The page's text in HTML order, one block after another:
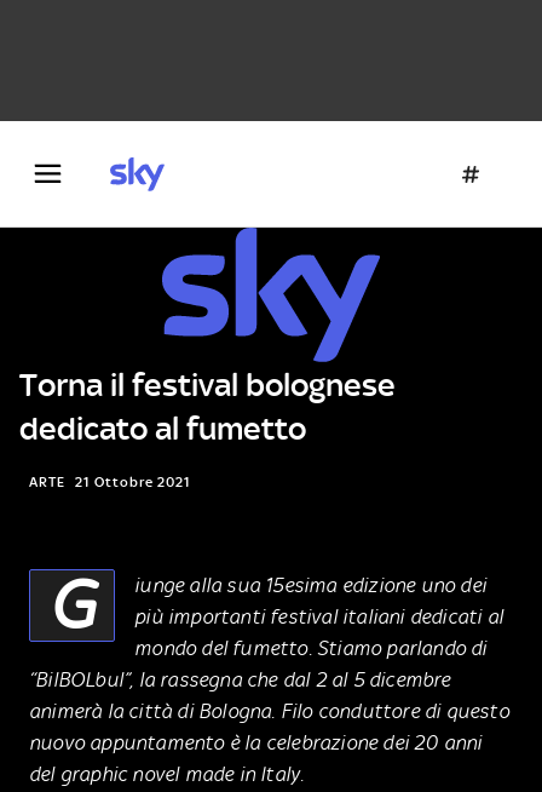
Torna il festival bolognese
dedicato al fumetto
ARTE 21 Ottobre 2021
G
iunge alla sua 15esima edizione uno dei
più importanti festival italiani dedicati al
mondo del fumetto. Stiamo parlando di
“BilBOLbul”, la rassegna che dal 2 al 5 dicembre
animerà la città di Bologna. Filo conduttore di questo
nuovo appuntamento è la celebrazione dei 20 anni
del graphic novel made in Italy.